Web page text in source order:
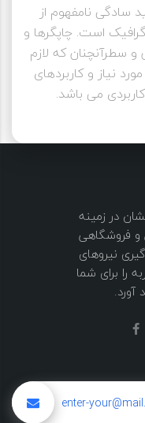
سادگی نامفهوم از
است. چاپگرها و
سطرآنچنان که لازم
نیاز و کاربردهای
می باشد.
در زمینه
فروشگاهی
نیروهای
را برای شما